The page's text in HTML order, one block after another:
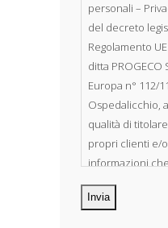
personali –
del decreto
Regolamento
ditta PROGECO
Europa n° 112/
Ospedalicchio,
qualità di
propri clienti e/
informazioni
dei dati
oggetto di